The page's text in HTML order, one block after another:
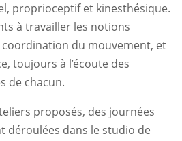
proprioceptif et kinesthésique.
à travailler les notions
coordination du mouvement, et
toujours à l’écoute des
de chacun.
proposés, des journées
déroulées dans le studio de